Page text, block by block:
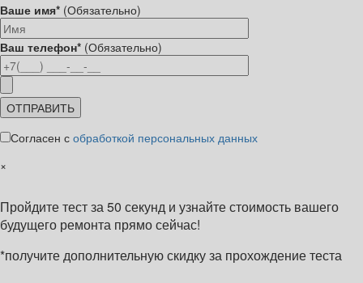
Ваше имя* (Обязательно)
Ваш телефон* (Обязательно)
Согласен с обработкой персональных данных
×
Пройдите тест за 50 секунд и узнайте стоимость вашего
будущего ремонта прямо сейчас!
*получите дополнительную скидку за прохождение теста